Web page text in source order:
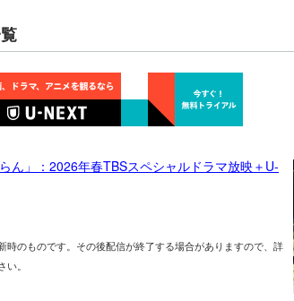
ん」：2026年春TBSスペシャルドラマ放映＋U-
時のものです。その後配信が終了する場合がありますので、詳
。